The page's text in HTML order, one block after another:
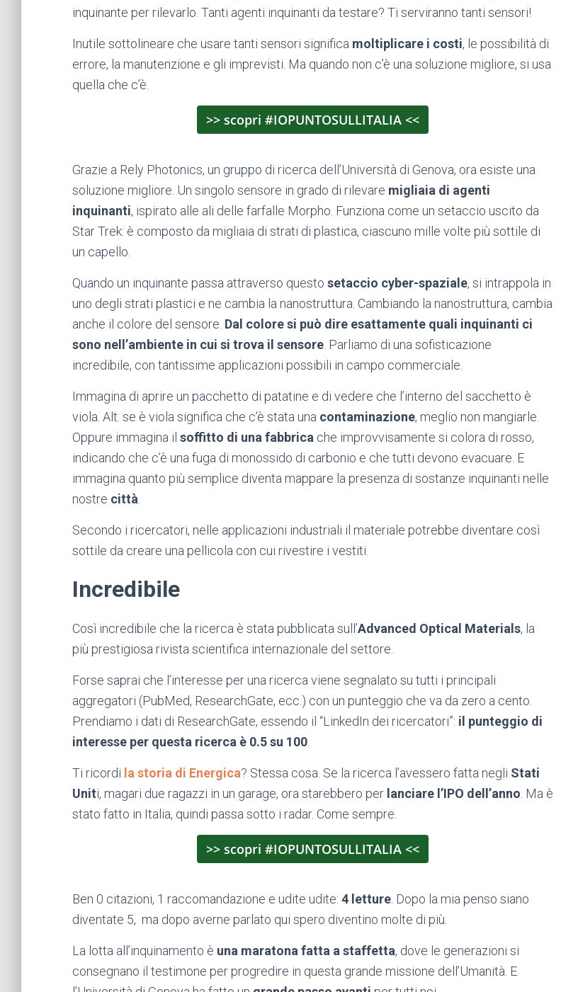
inquinante per rilevarlo. Tanti agenti inquinanti da testare? Ti serviranno tanti sensori!
Inutile sottolineare che usare tanti sensori significa moltiplicare i costi, le possibilità di
errore, la manutenzione e gli imprevisti. Ma quando non c’è una soluzione migliore, si usa
quella che c’è.
>> scopri #IOPUNTOSULLITALIA <<
Grazie a Rely Photonics, un gruppo di ricerca dell’Università di Genova, ora esiste una
soluzione migliore. Un singolo sensore in grado di rilevare migliaia di agenti
inquinanti, ispirato alle ali delle farfalle Morpho. Funziona come un setaccio uscito da
Star Trek: è composto da migliaia di strati di plastica, ciascuno mille volte più sottile di
un capello.
Quando un inquinante passa attraverso questo setaccio cyber-spaziale, si intrappola in
uno degli strati plastici e ne cambia la nanostruttura. Cambiando la nanostruttura, cambia
anche il colore del sensore. Dal colore si può dire esattamente quali inquinanti ci
sono nell’ambiente in cui si trova il sensore . Parliamo di una sofisticazione
incredibile, con tantissime applicazioni possibili in campo commerciale.
Immagina di aprire un pacchetto di patatine e di vedere che l’interno del sacchetto è
viola. Alt: se è viola significa che c’è stata una contaminazione, meglio non mangiarle.
Oppure immagina il soffitto di una fabbrica che improvvisamente si colora di rosso,
indicando che c’è una fuga di monossido di carbonio e che tutti devono evacuare. E
immagina quanto più semplice diventa mappare la presenza di sostanze inquinanti nelle
nostre città
Secondo i ricercatori, nelle applicazioni industriali il materiale potrebbe diventare così
sottile da creare una pellicola con cui rivestire i vestiti.
Incredibile
Così incredibile che la ricerca è stata pubblicata sull’Advanced Optical Materials, la
più prestigiosa rivista scientifica internazionale del settore.
Forse saprai che l’interesse per una ricerca viene segnalato su tutti i principali
aggregatori (PubMed, ResearchGate, ecc.) con un punteggio che va da zero a cento.
Prendiamo i dati di ResearchGate, essendo il “LinkedIn dei ricercatori”: il punteggio di
interesse per questa ricerca è 0.5 su 100
Ti ricordi la storia di Energica? Stessa cosa. Se la ricerca l’avessero fatta negli Stati
Uniti, magari due ragazzi in un garage, ora starebbero per lanciare l’IPO dell’anno . Ma è
stato fatto in Italia, quindi passa sotto i radar. Come sempre.
>> scopri #IOPUNTOSULLITALIA <<
Ben 0 citazioni, 1 raccomandazione e udite udite: 4 letture . Dopo la mia penso siano
diventate 5, ma dopo averne parlato qui spero diventino molte di più.
La lotta all’inquinamento è una maratona fatta a staffetta, dove le generazioni si
consegnano il testimone per progredire in questa grande missione dell’Umanità. E